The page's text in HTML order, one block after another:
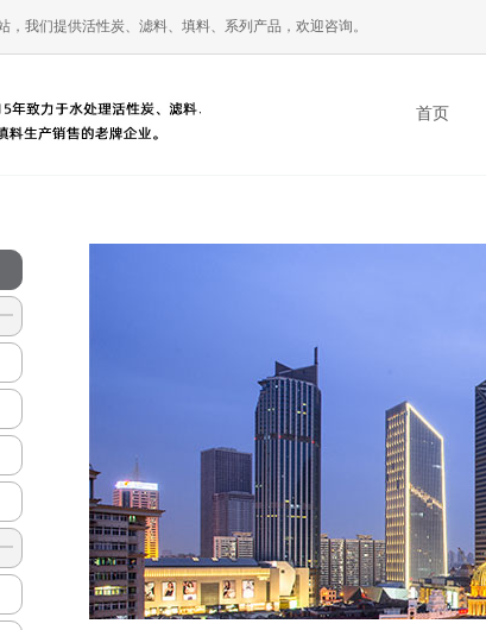
我们提供活性炭、滤料、填料、系列产品，欢迎咨询。
首页